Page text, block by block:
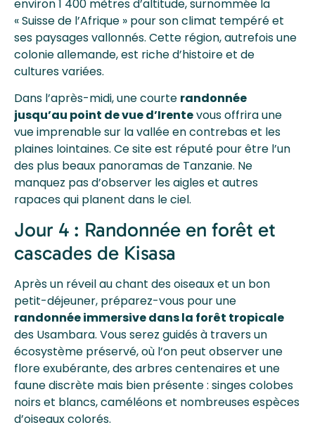
environ 1 400 mètres d’altitude, surnommée la
« Suisse de l’Afrique » pour son climat tempéré et
ses paysages vallonnés. Cette région, autrefois une
colonie allemande, est riche d’histoire et de
cultures variées.
Dans l’après-midi, une courte randonnée
jusqu’au point de vue d’Irentevous offrira une
vue imprenable sur la vallée en contrebas et les
plaines lointaines. Ce site est réputé pour être l’un
des plus beaux panoramas de Tanzanie. Ne
manquez pas d’observer les aigles et autres
rapaces qui planent dans le ciel.
Jour 4 : Randonnée en forêt et
cascades de Kisasa
Après un réveil au chant des oiseaux et un bon
petit-déjeuner, préparez-vous pour une
randonnée immersive dans la forêt tropicale
des Usambara. Vous serez guidés à travers un
écosystème préservé, où l’on peut observer une
flore exubérante, des arbres centenaires et une
faune discrète mais bien présente : singes colobes
noirs et blancs, caméléons et nombreuses espèces
d’oiseaux colorés.